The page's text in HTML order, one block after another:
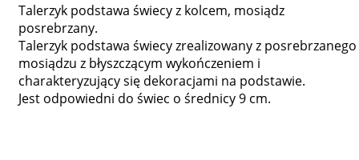
Talerzyk podstawa świecy z kolcem, mosiądz
posrebrzany.
Talerzyk podstawa świecy zrealizowany z posrebrzanego
mosiądzu z błyszczącym wykończeniem i
charakteryzujący się dekoracjami na podstawie.
Jest odpowiedni do świec o średnicy 9 cm.